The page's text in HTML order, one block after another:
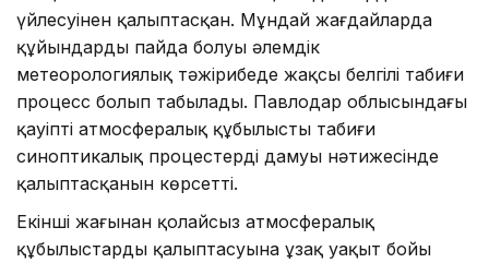
үйлесуінен қалыптасқан. Мұндай жағдайларда
құйындардың пайда болуы әлемдік
метеорологиялық тәжірибеде жақсы белгілі табиғи
процесс болып табылады. Павлодар облысындағы
қауіпті атмосфералық құбылыстың табиғи
синоптикалық процестердің дамуы нәтижесінде
қалыптасқанын көрсетті.
Екінші жағынан қолайсыз атмосфералық
құбылыстардың қалыптасуына ұзақ уақыт бойы